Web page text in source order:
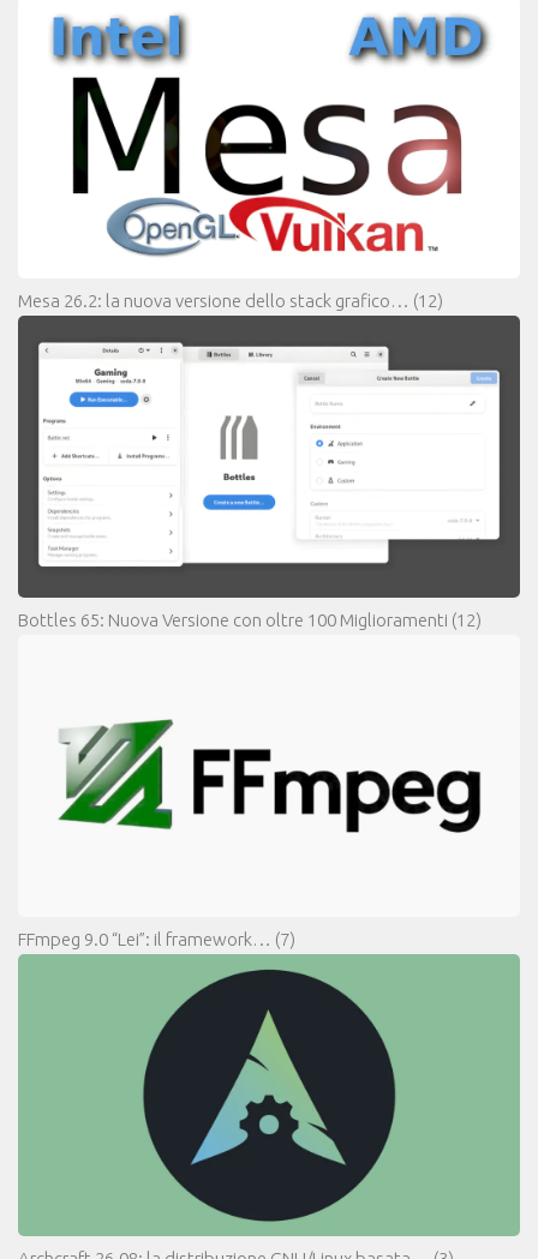
Mesa 26.2: la nuova versione dello stack grafico… (12)
Bottles 65: Nuova Versione con oltre 100 Miglioramenti (12)
FFmpeg 9.0 “Lei”: il framework… (7)